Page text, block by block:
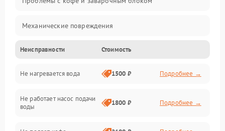
Механические повреждения
Прочие неисправности
Включение и работа
Проблемы с водой
Проблемы с капучинатором и паром
Неисправности Стоимость
Не нагревается вода 1500 ₽ Подробнее →
Не работает насос подачи
воды
1800 ₽ Подробнее →